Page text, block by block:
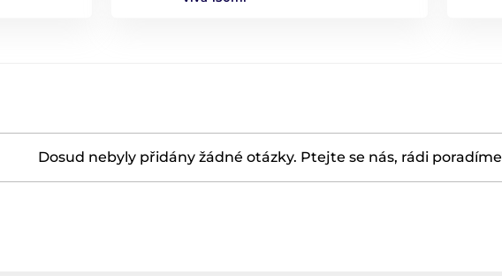
Dosud nebyly přidány žádné otázky. Ptejte se nás, rádi poradíme